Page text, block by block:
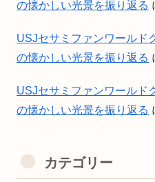
の懐かしい光景を振り返る
USJセサミファンワールド
の懐かしい光景を振り返る
USJセサミファンワールド
の懐かしい光景を振り返る
カテゴリー